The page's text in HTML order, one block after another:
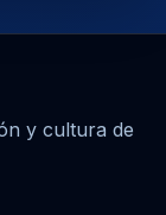
y cultura de